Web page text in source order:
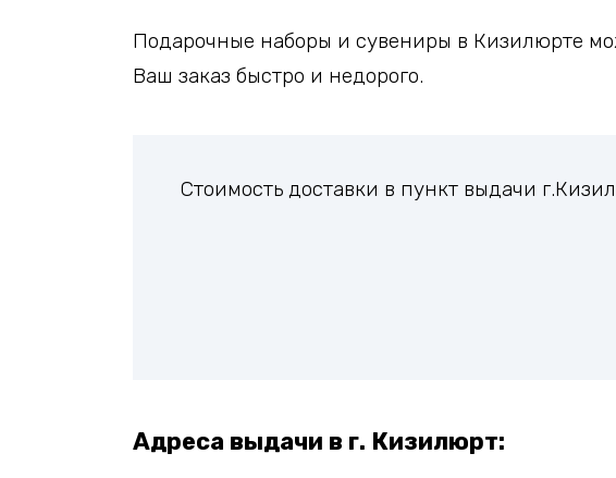
Подарочные наборы и сувениры в Кизилюрте
Ваш заказ быстро и недорого.
Стоимость доставки в пункт выдачи
Адреса выдачи в г. Кизилюрт: